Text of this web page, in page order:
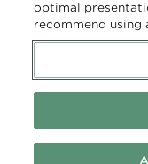
T (DE): +49
T (CZ): +420
Kontaktní
optimal
recommend using